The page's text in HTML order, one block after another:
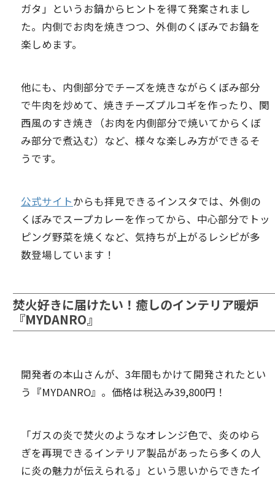
ガタ」というお鍋からヒントを得て発案されまし
た。内側でお肉を焼きつつ、外側のくぼみでお鍋を
楽しめます。
他にも、内側部分でチーズを焼きながらくぼみ部分
で牛肉を炒めて、焼きチーズプルコギを作ったり、関
西風のすき焼き（お肉を内側部分で焼いてからくぼ
み部分で煮込む）など、様々な楽しみ方ができるそ
うです。
公式サイトからも拝見できるインスタでは、外側の
くぼみでスープカレーを作ってから、中心部分でトッ
ピング野菜を焼くなど、気持ちが上がるレシピが多
数登場しています！
焚火好きに届けたい！癒しのインテリア暖炉
『MYDANRO』
開発者の本山さんが、3年間もかけて開発されたとい
う『MYDANRO』。価格は税込み39,800円！
「ガスの炎で焚火のようなオレンジ色で、炎のゆら
ぎを再現できるインテリア製品があったら多くの人
に炎の魅力が伝えられる」という思いからできたイ